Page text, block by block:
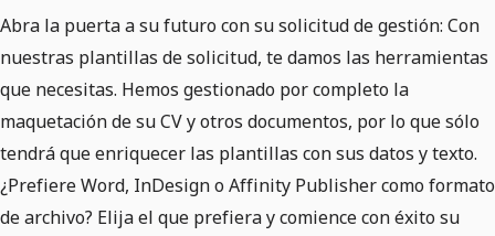
Abra la puerta a su futuro con su solicitud de gestión: Con
nuestras plantillas de solicitud, te damos las herramientas
que necesitas. Hemos gestionado por completo la
maquetación de su CV y otros documentos, por lo que sólo
tendrá que enriquecer las plantillas con sus datos y texto.
¿Prefiere Word, InDesign o Affinity Publisher como formato
de archivo? Elija el que prefiera y comience con éxito su